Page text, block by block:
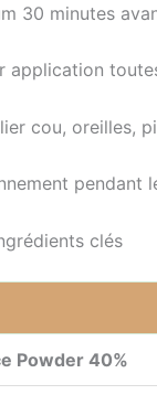
30 minutes
application
cou, oreilles,
pendant
clés
Powder 40%